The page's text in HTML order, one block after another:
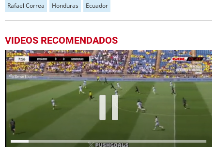
Rafael Correa Honduras Ecuador
VIDEOS RECOMENDADOS